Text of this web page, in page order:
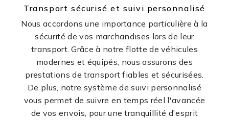
Transport sécurisé et suivi personnalisé
Nous accordons une importance particulière à la
sécurité de vos marchandises lors de leur
transport. Grâce à notre flotte de véhicules
modernes et équipés, nous assurons des
prestations de transport fiables et sécurisées.
De plus, notre système de suivi personnalisé
vous permet de suivre en temps réel l'avancée
de vos envois, pour une tranquillité d'esprit